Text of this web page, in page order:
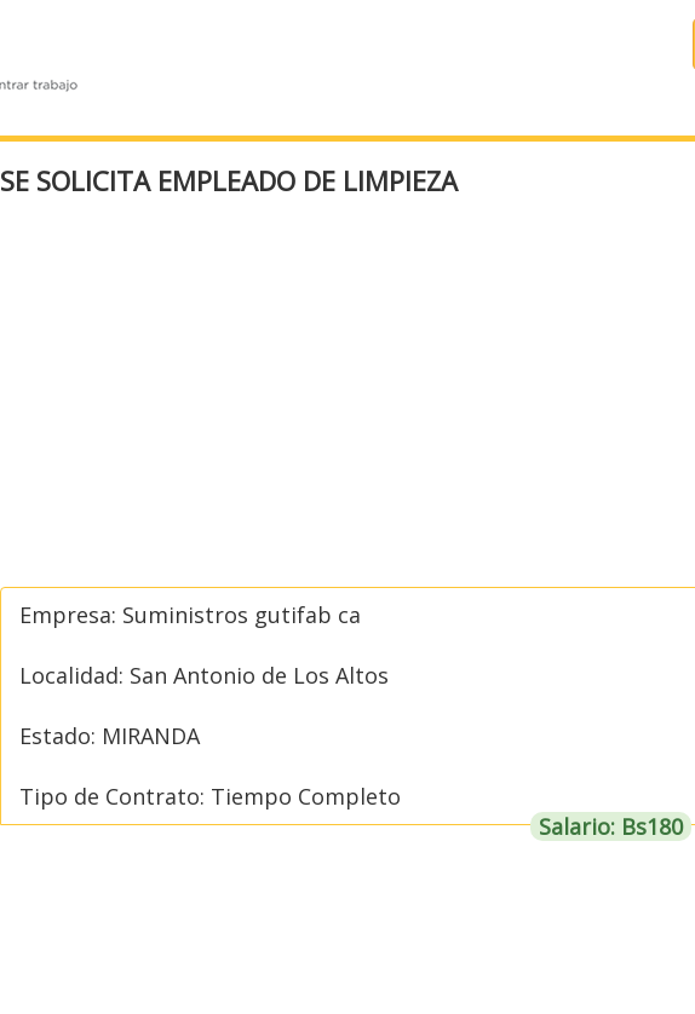
SE SOLICITA EMPLEADO DE LIMPIEZA
Empresa: Suministros gutifab ca
Localidad: San Antonio de Los Altos
Estado: MIRANDA
Tipo de Contrato: Tiempo Completo
Salario: Bs180